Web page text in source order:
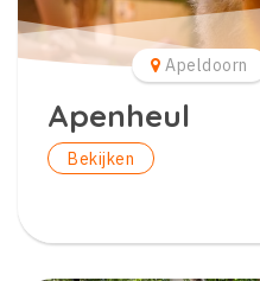
Apeldoorn
Apenheul
Bekijken